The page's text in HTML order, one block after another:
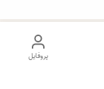
پروفایل